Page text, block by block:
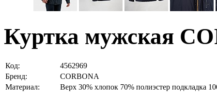
Куртка мужская
Код:
4562969
Бренд:
CORBONA
Материал:
Верх 30% хлопок 70% полиэстер подкладка